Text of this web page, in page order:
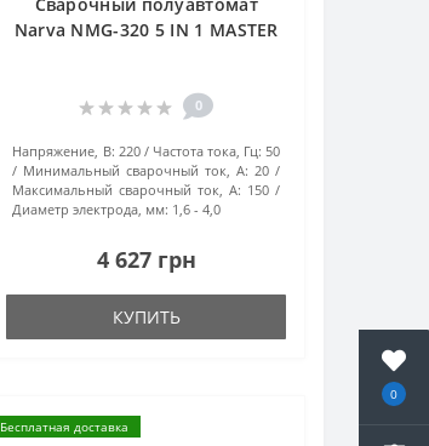
0
Narva NMG-320 5 IN 1 MASTER
0
Напряжение, В: 220 Частота тока, Гц: 50
Минимальный сварочный ток, А: 20
Максимальный сварочный ток, А: 150
Диаметр электрода, мм: 1,6 - 4,0
4 627 грн
КУПИТЬ
Бесплатная доставка